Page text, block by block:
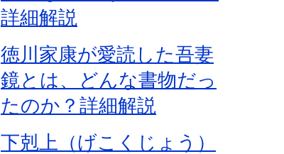
詳細解説
徳川家康が愛読した吾妻
鏡とは、どんな書物だっ
たのか？詳細解説
下剋上（げこくじょう）